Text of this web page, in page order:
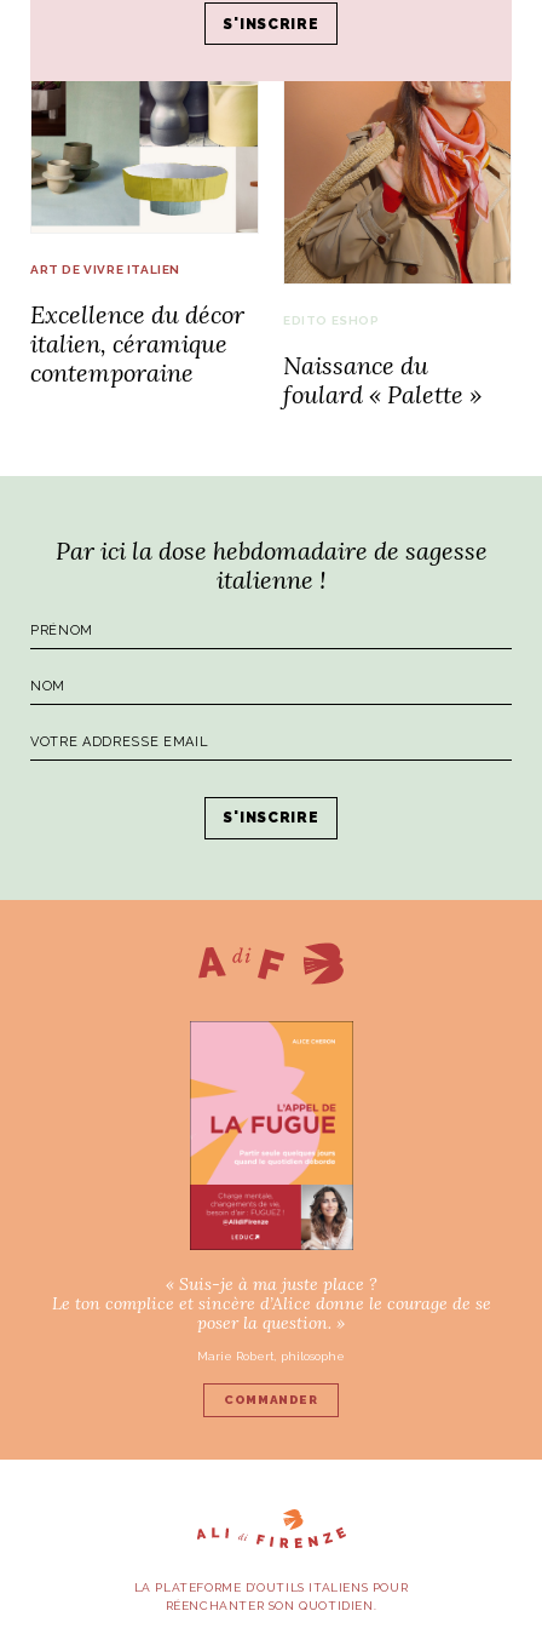
ART DE VIVRE ITALIEN
Excellence du décor
italien, céramique
contemporaine
EDITO ESHOP
Naissance du
foulard « Palette »
Par ici la dose hebdomadaire de sagesse
italienne !
« Suis-je à ma juste place ?
Le ton complice et sincère d’Alice donne le courage de se
poser la question. »
Marie Robert, philosophe
COMMANDER
LA PLATEFORME D’OUTILS ITALIENS POUR
RÉENCHANTER SON QUOTIDIEN.